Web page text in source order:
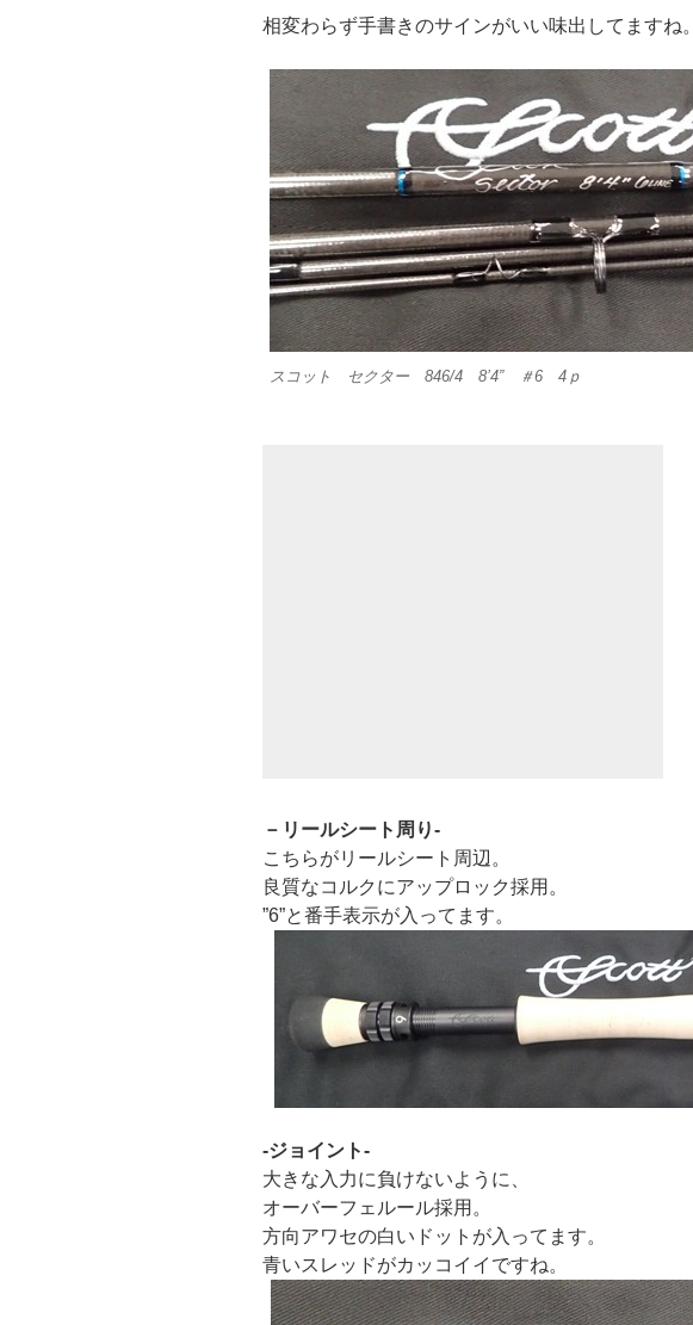
相変わらず手書きのサインがいい味出してますね。
スコット セクター 846/4 8’4” ＃6 4ｐ
－リールシート周り-
こちらがリールシート周辺。
良質なコルクにアップロック採用。
”6”と番手表示が入ってます。
-ジョイント-
大きな入力に負けないように、
オーバーフェルール採用。
方向アワセの白いドットが入ってます。
青いスレッドがカッコイイですね。